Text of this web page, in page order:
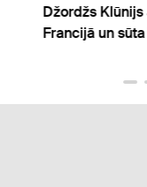
Džordžs
Francijā un